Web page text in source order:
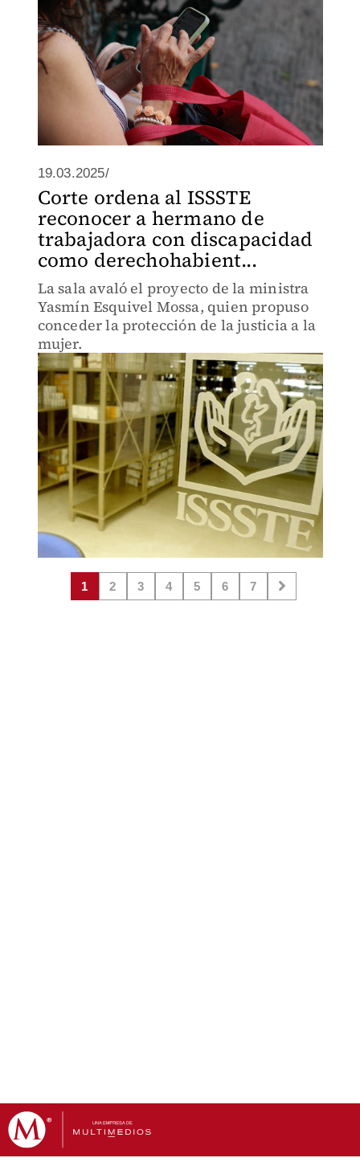
19.03.2025/
Corte ordena al ISSSTE
reconocer a hermano de
trabajadora con discapacidad
como derechohabient...
La sala avaló el proyecto de la ministra
Yasmín Esquivel Mossa, quien propuso
conceder la protección de la justicia a la
mujer.
1 2 3 4 5 6 7